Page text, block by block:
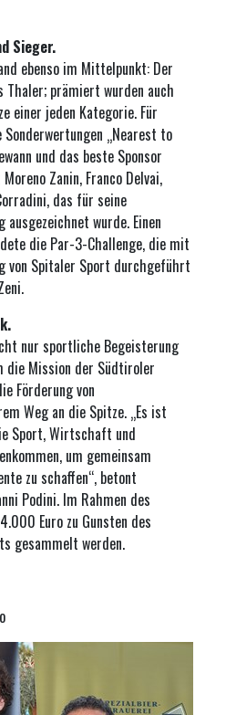
Sieger.
ebenso im Mittelpunkt: Der
prämiert wurden auch
einer jeden Kategorie. Für
„Nearest to
und das beste Sponsor
Zanin, Franco Delvai,
das für seine
wurde. Einen
die Par-3-Challenge, die mit
von Spitaler Sport durchgeführt
nur sportliche Begeisterung
die Mission der Südtiroler
Förderung von
Weg an die Spitze. „Es ist
Sport, Wirtschaft und
um gemeinsam
zu schaffen“, betont
Podini. Im Rahmen des
Euro zu Gunsten des
gesammelt werden.